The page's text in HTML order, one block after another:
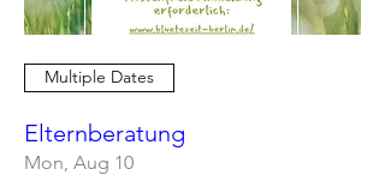
Multiple Dates
Elternberatung
Mon, Aug 10